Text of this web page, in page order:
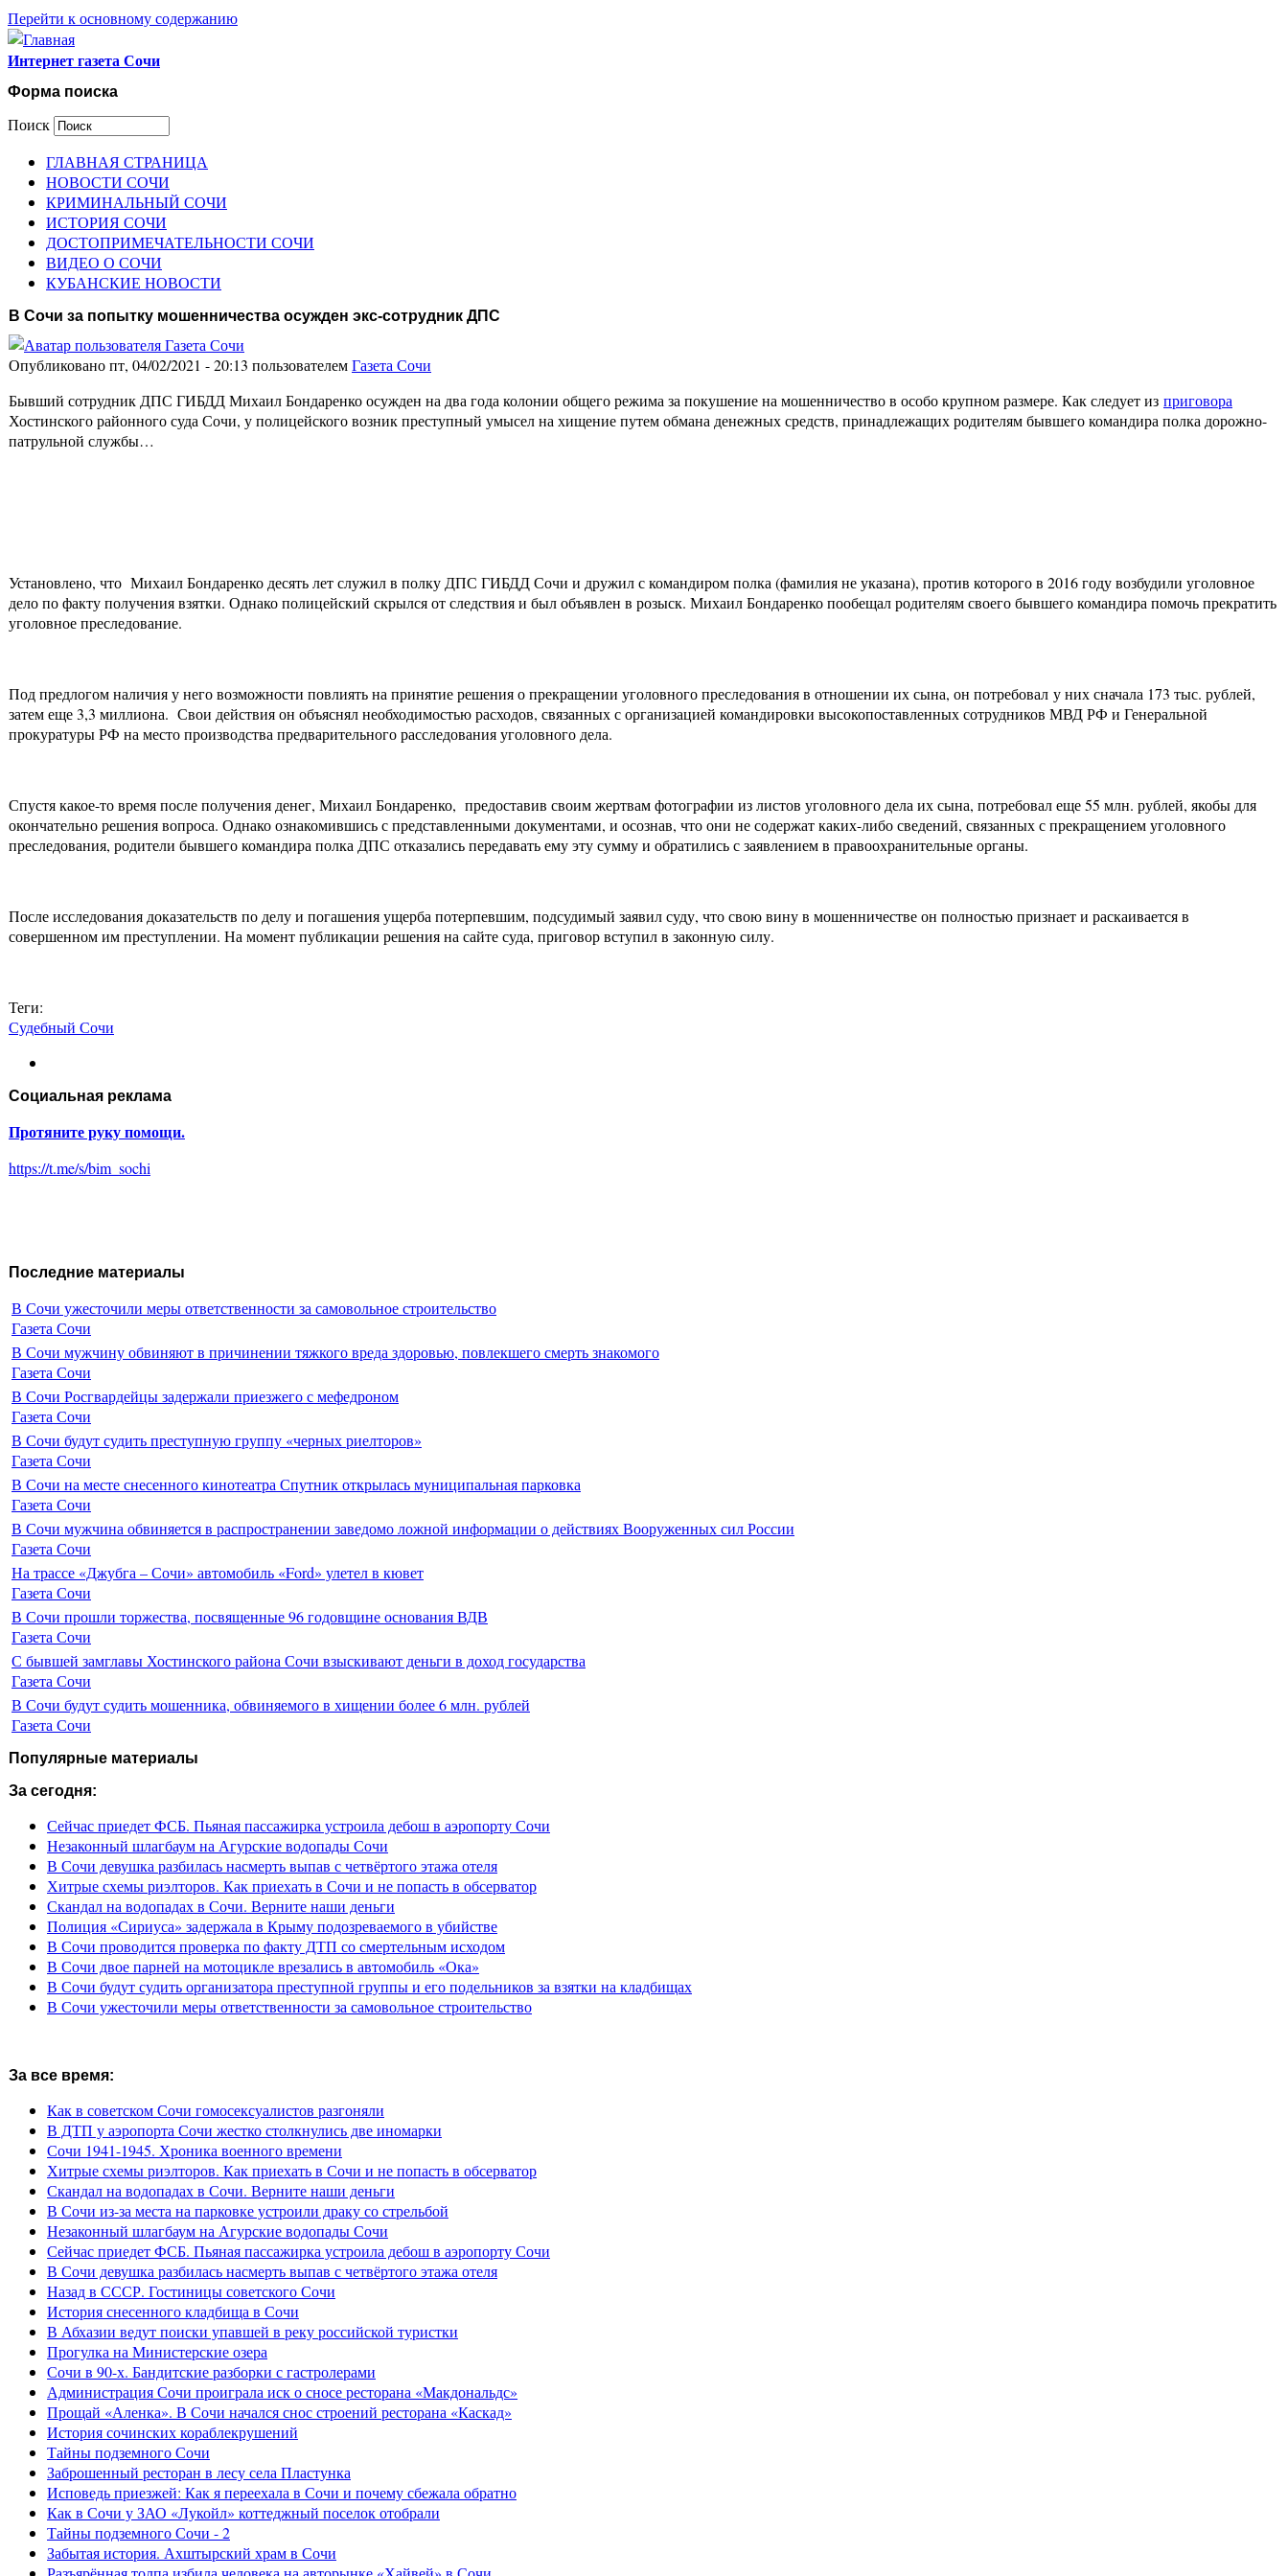
Перейти к основному содержанию
Интернет газета Сочи
Форма поиска
Поиск
ГЛАВНАЯ СТРАНИЦА
НОВОСТИ СОЧИ
КРИМИНАЛЬНЫЙ СОЧИ
ИСТОРИЯ СОЧИ
ДОСТОПРИМЕЧАТЕЛЬНОСТИ СОЧИ
ВИДЕО О СОЧИ
КУБАНСКИЕ НОВОСТИ
В Сочи за попытку мошенничества осужден экс-сотрудник ДПС
Опубликовано пт, 04/02/2021 - 20:13 пользователемГазета Сочи
Бывший сотрудник ДПС ГИБДД Михаил Бондаренко осужден на два года колонии общего режима за покушение на мошенничество в особо крупном размере. Как следует из приговора
Хостинского районного суда Сочи, у полицейского возник преступный умысел на хищение путем обмана денежных средств, принадлежащих родителям бывшего командира полка дорожно-
патрульной службы…
Установлено, что Михаил Бондаренко десять лет служил в полку ДПС ГИБДД Сочи и дружил с командиром полка (фамилия не указана), против которого в 2016 году возбудили уголовное
дело по факту получения взятки. Однако полицейский скрылся от следствия и был объявлен в розыск. Михаил Бондаренко пообещал родителям своего бывшего командира помочь прекратить
уголовное преследование.
Под предлогом наличия у него возможности повлиять на принятие решения о прекращении уголовного преследования в отношении их сына, он потребовал у них сначала 173 тыс. рублей,
затем еще 3,3 миллиона. Свои действия он объяснял необходимостью расходов, связанных с организацией командировки высокопоставленных сотрудников МВД РФ и Генеральной
прокуратуры РФ на место производства предварительного расследования уголовного дела.
Спустя какое-то время после получения денег, Михаил Бондаренко, предоставив своим жертвам фотографии из листов уголовного дела их сына, потребовал еще 55 млн. рублей, якобы для
окончательно решения вопроса. Однако ознакомившись с представленными документами, и осознав, что они не содержат каких-либо сведений, связанных с прекращением уголовного
преследования, родители бывшего командира полка ДПС отказались передавать ему эту сумму и обратились с заявлением в правоохранительные органы.
После исследования доказательств по делу и погашения ущерба потерпевшим, подсудимый заявил суду, что свою вину в мошенничестве он полностью признает и раскаивается в
совершенном им преступлении. На момент публикации решения на сайте суда, приговор вступил в законную силу.
Теги:
Судебный Сочи
Социальная реклама
Протяните руку помощи.
https://t.me/s/bim_sochi
Последние материалы
В Сочи ужесточили меры ответственности за самовольное строительство
Газета Сочи
В Сочи мужчину обвиняют в причинении тяжкого вреда здоровью, повлекшего смерть знакомого
Газета Сочи
В Сочи Росгвардейцы задержали приезжего с мефедроном
Газета Сочи
В Сочи будут судить преступную группу «черных риелторов»
Газета Сочи
В Сочи на месте снесенного кинотеатра Спутник открылась муниципальная парковка
Газета Сочи
В Сочи мужчина обвиняется в распространении заведомо ложной информации о действиях Вооруженных сил России
Газета Сочи
На трассе «Джубга – Сочи» автомобиль «Ford» улетел в кювет
Газета Сочи
В Сочи прошли торжества, посвященные 96 годовщине основания ВДВ
Газета Сочи
С бывшей замглавы Хостинского района Сочи взыскивают деньги в доход государства
Газета Сочи
В Сочи будут судить мошенника, обвиняемого в хищении более 6 млн. рублей
Газета Сочи
Популярные материалы
За сегодня:
Сейчас приедет ФСБ. Пьяная пассажирка устроила дебош в аэропорту Сочи
Незаконный шлагбаум на Агурские водопады Сочи
В Сочи девушка разбилась насмерть выпав с четвёртого этажа отеля
Хитрые схемы риэлторов. Как приехать в Сочи и не попасть в обсерватор
Скандал на водопадах в Сочи. Верните наши деньги
Полиция «Сириуса» задержала в Крыму подозреваемого в убийстве
В Сочи проводится проверка по факту ДТП со смертельным исходом
В Сочи двое парней на мотоцикле врезались в автомобиль «Ока»
В Сочи будут судить организатора преступной группы и его подельников за взятки на кладбищах
В Сочи ужесточили меры ответственности за самовольное строительство
За все время:
Как в советском Сочи гомосексуалистов разгоняли
В ДТП у аэропорта Сочи жестко столкнулись две иномарки
Сочи 1941-1945. Хроника военного времени
Хитрые схемы риэлторов. Как приехать в Сочи и не попасть в обсерватор
Скандал на водопадах в Сочи. Верните наши деньги
В Сочи из-за места на парковке устроили драку со стрельбой
Незаконный шлагбаум на Агурские водопады Сочи
Сейчас приедет ФСБ. Пьяная пассажирка устроила дебош в аэропорту Сочи
В Сочи девушка разбилась насмерть выпав с четвёртого этажа отеля
Назад в СССР. Гостиницы советского Сочи
История снесенного кладбища в Сочи
В Абхазии ведут поиски упавшей в реку российской туристки
Прогулка на Министерские озера
Сочи в 90-х. Бандитские разборки с гастролерами
Администрация Сочи проиграла иск о сносе ресторана «Макдональдс»
Прощай «Аленка». В Сочи начался снос строений ресторана «Каскад»
История сочинских кораблекрушений
Тайны подземного Сочи
Заброшенный ресторан в лесу села Пластунка
Исповедь приезжей: Как я переехала в Сочи и почему сбежала обратно
Как в Сочи у ЗАО «Лукойл» коттеджный поселок отобрали
Тайны подземного Сочи - 2
Забытая история. Ахштырский храм в Сочи